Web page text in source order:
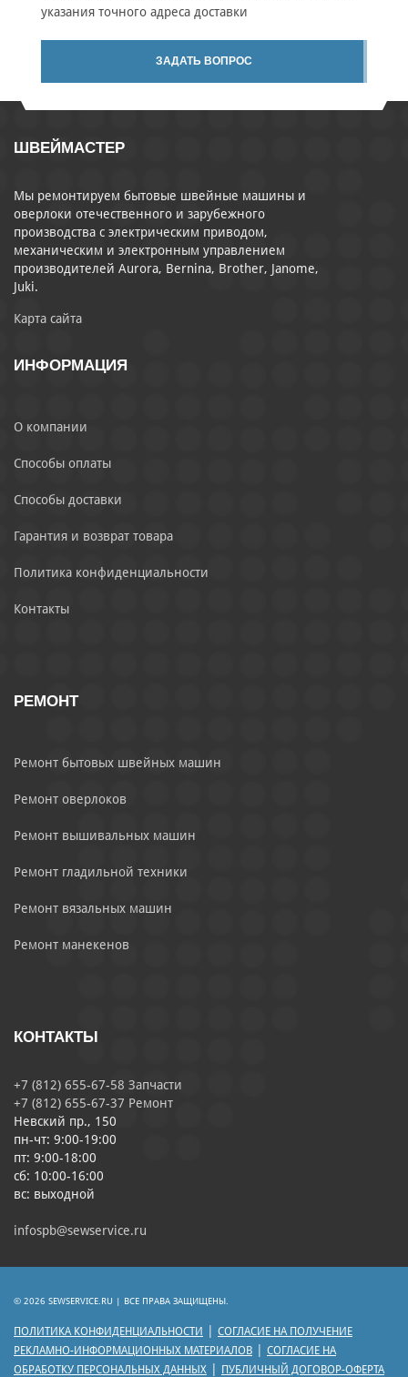
указания точного адреса доставки
ЗАДАТЬ ВОПРОС
ШВЕЙМАСТЕР
Мы ремонтируем бытовые швейные машины и
оверлоки отечественного и зарубежного
производства с электрическим приводом,
механическим и электронным управлением
производителей Aurora, Bernina, Brother, Janome,
Juki.
Карта сайта
ИНФОРМАЦИЯ
О компании
Способы оплаты
Способы доставки
Гарантия и возврат товара
Политика конфиденциальности
Контакты
РЕМОНТ
Ремонт бытовых швейных машин
Ремонт оверлоков
Ремонт вышивальных машин
Ремонт гладильной техники
Ремонт вязальных машин
Ремонт манекенов
КОНТАКТЫ
+7 (812) 655-67-58 Запчасти
+7 (812) 655-67-37 Ремонт
Невский пр., 150
пн-чт: 9:00-19:00
пт: 9:00-18:00
сб: 10:00-16:00
вс: выходной
infospb@sewservice.ru
© 2026 SEWSERVICE.RU | ВСЕ ПРАВА ЗАЩИЩЕНЫ.
ПОЛИТИКА КОНФИДЕНЦИАЛЬНОСТИ
СОГЛАСИЕ НА ПОЛУЧЕНИЕ
РЕКЛАМНО-ИНФОРМАЦИОННЫХ МАТЕРИАЛОВ
СОГЛАСИЕ НА
ОБРАБОТКУ ПЕРСОНАЛЬНЫХ ДАННЫХ
ПУБЛИЧНЫЙ ДОГОВОР-ОФЕРТА